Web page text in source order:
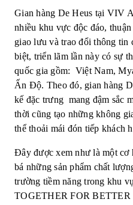
Gian hàng De Heus tại VIV
nhiều khu vực độc đáo,
giao lưu và trao đổi thông tin
biệt, triển lãm lần này có sự
quốc gia gồm: Việt Nam,
Ấn Độ. Theo đó, gian hàng
kế đặc trưng mang đậm sắc
thời cũng tạo những không
thể thoải mái đón tiếp khách
Đây được xem như là một cơ
bá những sản phẩm chất
trường tiềm năng trong khu
TOGETHER FOR